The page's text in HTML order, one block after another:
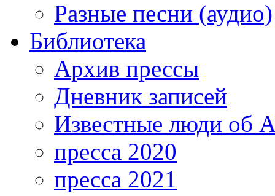
Разные песни (аудио)
Библиотека
Архив прессы
Дневник записей
Известные люди об
пресса 2020
пресса 2021